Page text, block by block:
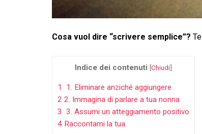
Cosa vuol dire “scrivere semplice”?
Indice dei contenuti [Chiudi]
1
1. Eliminare anziché aggiungere
2 2. Immagina di parlare a tua nonna
3 3. Assumi un atteggiamento positivo
4 Raccontami la tua